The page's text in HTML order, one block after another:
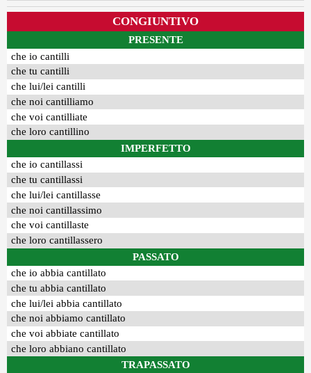
CONGIUNTIVO
PRESENTE
che io cantilli
che tu cantilli
che lui/lei cantilli
che noi cantilliamo
che voi cantilliate
che loro cantillino
IMPERFETTO
che io cantillassi
che tu cantillassi
che lui/lei cantillasse
che noi cantillassimo
che voi cantillaste
che loro cantillassero
PASSATO
che io abbia cantillato
che tu abbia cantillato
che lui/lei abbia cantillato
che noi abbiamo cantillato
che voi abbiate cantillato
che loro abbiano cantillato
TRAPASSATO